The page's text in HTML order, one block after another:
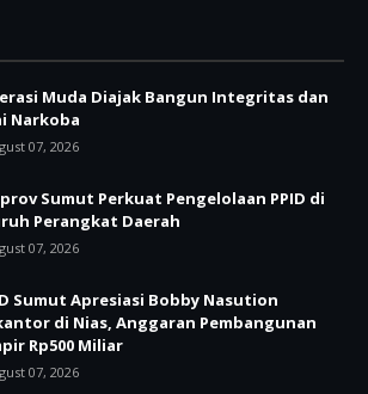
Muda Diajak Bangun Integritas dan
Narkoba
07, 2026
Sumut Perkuat Pengelolaan PPID di
Perangkat Daerah
07, 2026
Sumut Apresiasi Bobby Nasution
di Nias, Anggaran Pembangunan
Rp500 Miliar
07, 2026